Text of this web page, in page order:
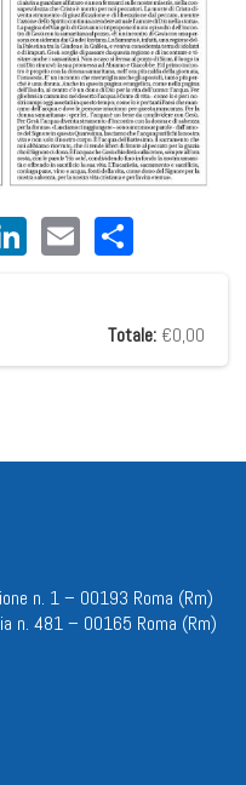
LinkedIn
Email
Totale: €0,00
n. 1 – 00193 Roma (Rm)
n. 481 – 00165 Roma (Rm)